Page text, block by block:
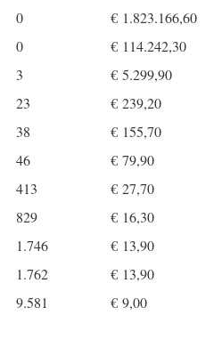
0 € 1.823.166,60
0 € 114.242,30
3 € 5.299,90
23 € 239,20
38 € 155,70
46 € 79,90
413 € 27,70
829 € 16,30
1.746 € 13,90
1.762 € 13,90
9.581 € 9,00